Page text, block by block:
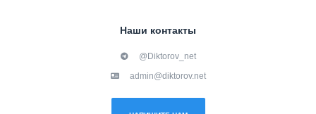
Наши контакты
@Diktorov_net
admin@diktorov.net